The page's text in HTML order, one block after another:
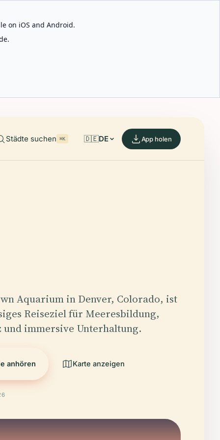
on iOS and Android.
Städte suchen ⌘K 🇩🇪DE App holen
Aquarium in Denver, Colorado, ist
Reiseziel für Meeresbildung,
und immersive Unterhaltung.
anhören Karte anzeigen